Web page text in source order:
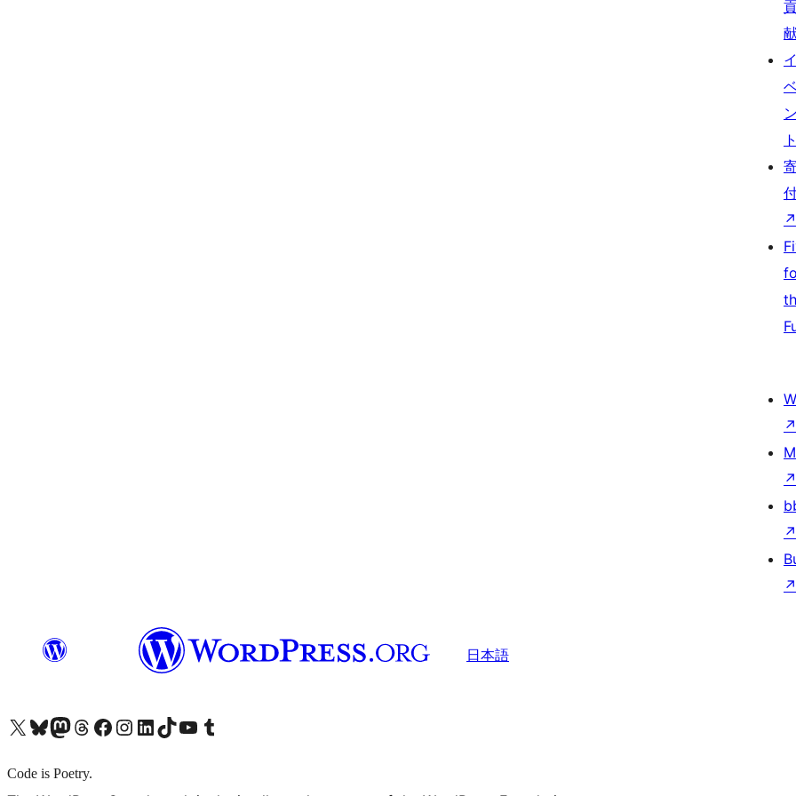
イ
ン
ト
↗
↗
↗
↗
↗
日本語
X (旧 Twitter) アカウントへBluesky アカウントへMastodon アカウントへThreads アカウントへ Facebook ページへInstagram アカウントへ LinkedIn アカウントへTikTok アカウントへYouTube チャンネルへ Tumblr アカウントへ
Code is Poetry.